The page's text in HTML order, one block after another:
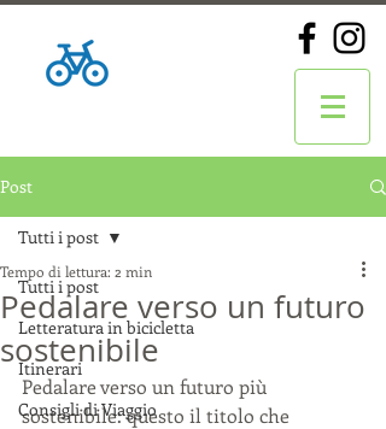
Post
Tutti i post
Letteratura in bicicletta
Itinerari
Consigli di Viaggio
Tutti i post
Pedalare verso un futuro
sostenibile
Tempo di lettura: 2 min
Pedalare verso un futuro più
sostenibile: questo il titolo che